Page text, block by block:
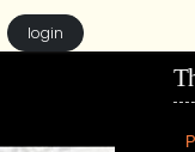
login